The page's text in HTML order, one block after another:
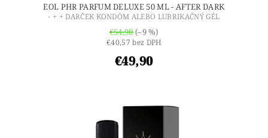
EOL PHR PARFUM DELUXE 50 ML - AFTER DARK
- + + DARČEK KONDÓM ALEBO LUBRIKAČNÝ GÉL
€54,90(–9 %)
€40,57 bez DPH
€49,90